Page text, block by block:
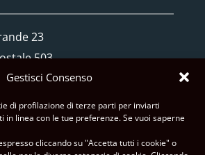
Gestisci Consenso
di profilazione di terze parti per inviarti
in linea con le tue preferenze. Se vuoi saperne
cliccando su "Accetta tutti i cookie" o
23
503
TI
29 03